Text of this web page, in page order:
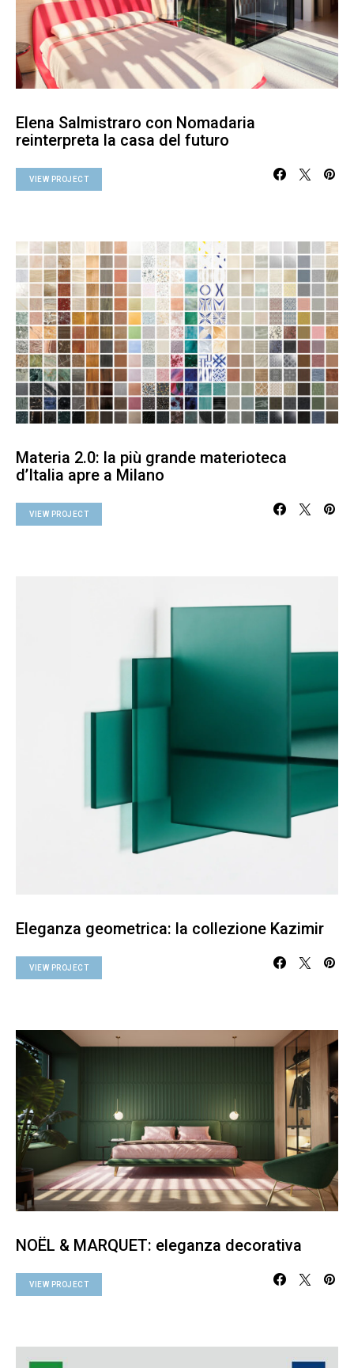
Elena Salmistraro con Nomadaria
reinterpreta la casa del futuro
VIEW PROJECT
Materia 2.0: la più grande materioteca
d’Italia apre a Milano
VIEW PROJECT
Eleganza geometrica: la collezione Kazimir
VIEW PROJECT
NOËL & MARQUET: eleganza decorativa
VIEW PROJECT